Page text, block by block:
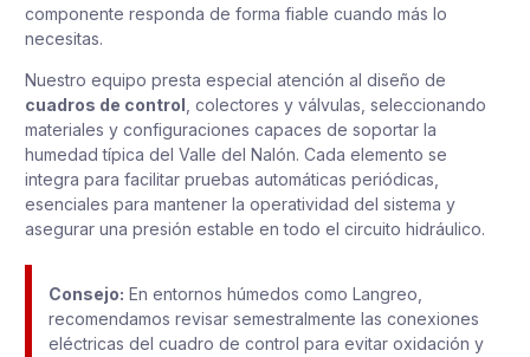
componente responda de forma fiable cuando más lo
necesitas.
Nuestro equipo presta especial atención al diseño de
cuadros de control , colectores y válvulas, seleccionando
materiales y configuraciones capaces de soportar la
humedad típica del Valle del Nalón. Cada elemento se
integra para facilitar pruebas automáticas periódicas,
esenciales para mantener la operatividad del sistema y
asegurar una presión estable en todo el circuito hidráulico.
Consejo: En entornos húmedos como Langreo,
recomendamos revisar semestralmente las conexiones
eléctricas del cuadro de control para evitar oxidación y